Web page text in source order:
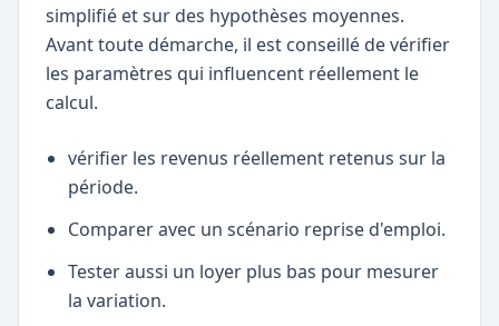
simplifié et sur des hypothèses moyennes.
Avant toute démarche, il est conseillé de vérifier
les paramètres qui influencent réellement le
calcul.
vérifier les revenus réellement retenus sur la
période.
Comparer avec un scénario reprise d'emploi.
Tester aussi un loyer plus bas pour mesurer
la variation.